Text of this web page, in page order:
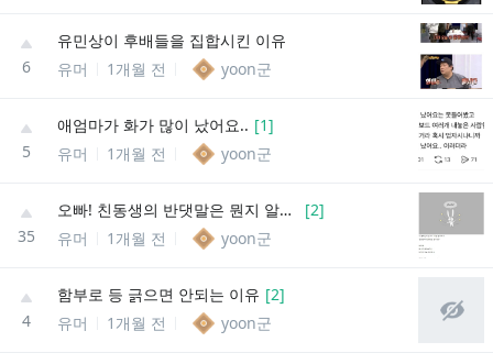
6
유민상이 후배들을 집합시킨 이유
유머
1개월 전 yoon군
5
애엄마가 화가 많이 났어요.. [1]
유머
1개월 전 yoon군
35
오빠! 친동생의 반댓말은 뭔지 알아? [2]
유머
1개월 전 yoon군
4
함부로 등 긁으면 안되는 이유 [2]
유머
1개월 전 yoon군